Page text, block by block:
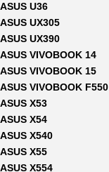
ASUS U36
ASUS UX305
ASUS UX390
ASUS VIVOBOOK 14
ASUS VIVOBOOK 15
ASUS VIVOBOOK F550
ASUS X53
ASUS X54
ASUS X540
ASUS X55
ASUS X554